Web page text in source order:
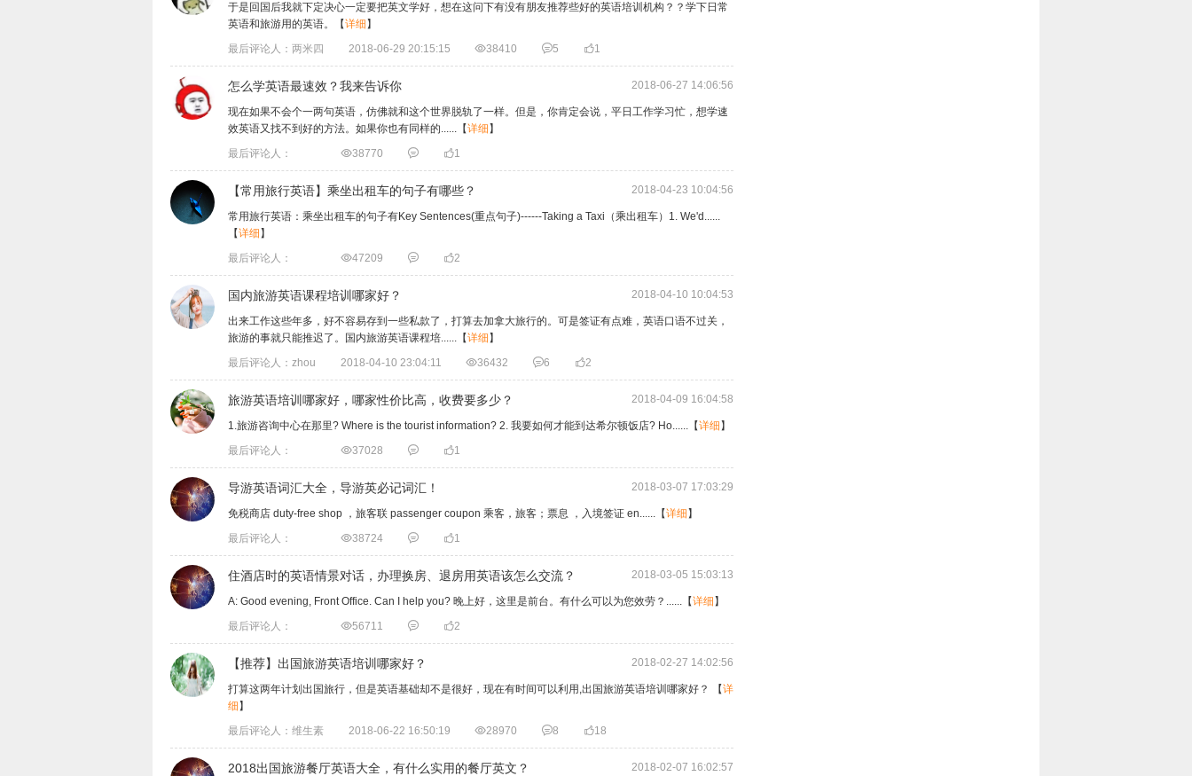
于是回国后我就下定决心一定要把英文学好，想在这问下有没有朋友推荐些好的英语培训机构？？学下日常
英语和旅游用的英语。
【详细 】
最后评论人：两米四
2018-06-29 20:15:15 38410 5 1
怎么学英语最速效？我来告诉你 2018-06-27 14:06:56
现在如果不会个一两句英语，仿佛就和这个世界脱轨了一样。但是，你肯定会说，平日工作学习忙，想学速
效英语又找不到好的方法。如果你也有同样的...... 【详细 】
最后评论人：
38770  1
【常用旅行英语】乘坐出租车的句子有哪些？ 2018-04-23 10:04:56
常用旅行英语：乘坐出租车的句子有Key Sentences(重点句子)------Taking a Taxi（乘出租车）1. We'd......
【详细 】
最后评论人：
47209  2
国内旅游英语课程培训哪家好？ 2018-04-10 10:04:53
出来工作这些年多，好不容易存到一些私款了，打算去加拿大旅行的。可是签证有点难，英语口语不过关，
旅游的事就只能推迟了。国内旅游英语课程培...... 【详细 】
最后评论人：zhou
2018-04-10 23:04:11 36432 6 2
旅游英语培训哪家好，哪家性价比高，收费要多少？ 2018-04-09 16:04:58
1.旅游咨询中心在那里? Where is the tourist information? 2. 我要如何才能到达希尔顿饭店? Ho...... 【详细 】
最后评论人：
37028  1
导游英语词汇大全，导游英必记词汇！ 2018-03-07 17:03:29
免税商店 duty-free shop ，旅客联 passenger coupon 乘客，旅客；票息 ，入境签证 en...... 【详细 】
最后评论人：
38724  1
住酒店时的英语情景对话，办理换房、退房用英语该怎么交流？ 2018-03-05 15:03:13
A: Good evening, Front Office. Can I help you? 晚上好，这里是前台。有什么可以为您效劳？...... 【详细 】
最后评论人：
56711  2
【推荐】出国旅游英语培训哪家好？ 2018-02-27 14:02:56
打算这两年计划出国旅行，但是英语基础却不是很好，现在有时间可以利用,出国旅游英语培训哪家好？ 【详
细 】
最后评论人：维生素
2018-06-22 16:50:19 28970 8 18
2018出国旅游餐厅英语大全，有什么实用的餐厅英文？ 2018-02-07 16:02:57